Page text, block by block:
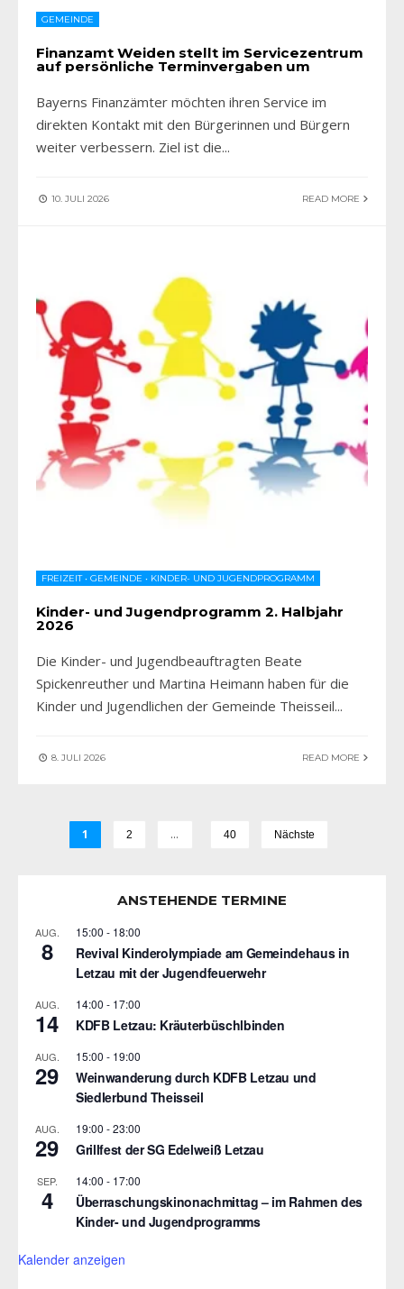
GEMEINDE
Finanzamt Weiden stellt im Servicezentrum
auf persönliche Terminvergaben um
Bayerns Finanzämter möchten ihren Service im
direkten Kontakt mit den Bürgerinnen und Bürgern
weiter verbessern. Ziel ist die...
10. JULI 2026 READ MORE
FREIZEIT• GEMEINDE • KINDER- UND JUGENDPROGRAMM
Kinder- und Jugendprogramm 2. Halbjahr
2026
Die Kinder- und Jugendbeauftragten Beate
Spickenreuther und Martina Heimann haben für die
Kinder und Jugendlichen der Gemeinde Theisseil...
8. JULI 2026 READ MORE
1 2 … 40 Nächste
ANSTEHENDE TERMINE
AUG.
8
15:00 - 18:00
Revival Kinderolympiade am Gemeindehaus in
Letzau mit der Jugendfeuerwehr
AUG.
14
14:00 - 17:00
KDFB Letzau: Kräuterbüschlbinden
AUG.
29
15:00 - 19:00
Weinwanderung durch KDFB Letzau und
Siedlerbund Theisseil
AUG.
29
19:00 -23:00
Grillfest der SG Edelweiß Letzau
SEP.
4
14:00 - 17:00
Überraschungskinonachmittag – im Rahmen des
Kinder- und Jugendprogramms
Kalender anzeigen